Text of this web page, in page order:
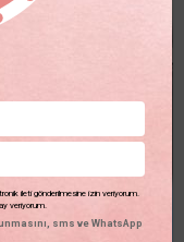
ileti gönderilmesine izin veriyorum.
veriyorum.
sms ve WhatsApp